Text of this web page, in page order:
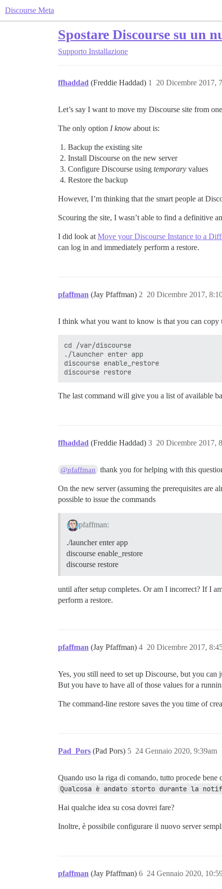
Discourse Meta
Spostare Discourse su un
Supporto Installazione
ffhaddad (Freddie Haddad) 20 Dicembre 2017,
1
Let’s say I want to move my Discourse site from
The only option I know about is:
Backup the existing site
Install Discourse on the new server
Configure Discourse using temporary values
Restore the backup
However, I’m thinking that the smart people at
Scouring the site, I wasn’t able to find a definitive
I did look at Move your Discourse Instance to a
can log in and immediately perform a restore.
pfaffman (Jay Pfaffman) 20 Dicembre 2017,
2
I think what you want to know is that you can copy
cd /var/discourse
./launcher enter app
discourse enable_restore
The last command will give you a list of available
ffhaddad (Freddie Haddad) 20 Dicembre 2017,
3
@pfaffman thank you for helping with this
On the new server (assuming the prerequisites are
possible to issue the commands
pfaffman:
./launcher enter app
discourse enable_restore
discourse restore
until after setup completes. Or am I incorrect? If I
perform a restore.
pfaffman (Jay Pfaffman) 20 Dicembre 2017,
4
Yes, you still need to set up Discourse, but you can
But you have to have all of those values for a
The command-line restore saves the you time of
Pad_Pors (Pad Pors) 24 Gennaio 2020, 9:39am
5
Quando uso la riga di comando, tutto procede
Qualcosa è andato storto durante la
Hai qualche idea su cosa dovrei fare?
Inoltre, è possibile configurare il nuovo server
pfaffman (Jay Pfaffman) 24 Gennaio 2020,
6